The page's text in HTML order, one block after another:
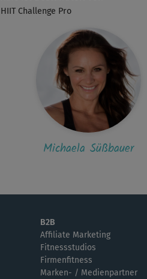
HIIT Challenge Pro
Michaela Süßbauer
B2B
Affiliate Marketing
Fitnessstudios
Firmenfitness
Marken- / Medienpartner